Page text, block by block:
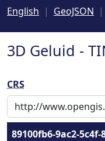
English
GeoJSON
3D Geluid -
CRS
89100fb6-9ac2-